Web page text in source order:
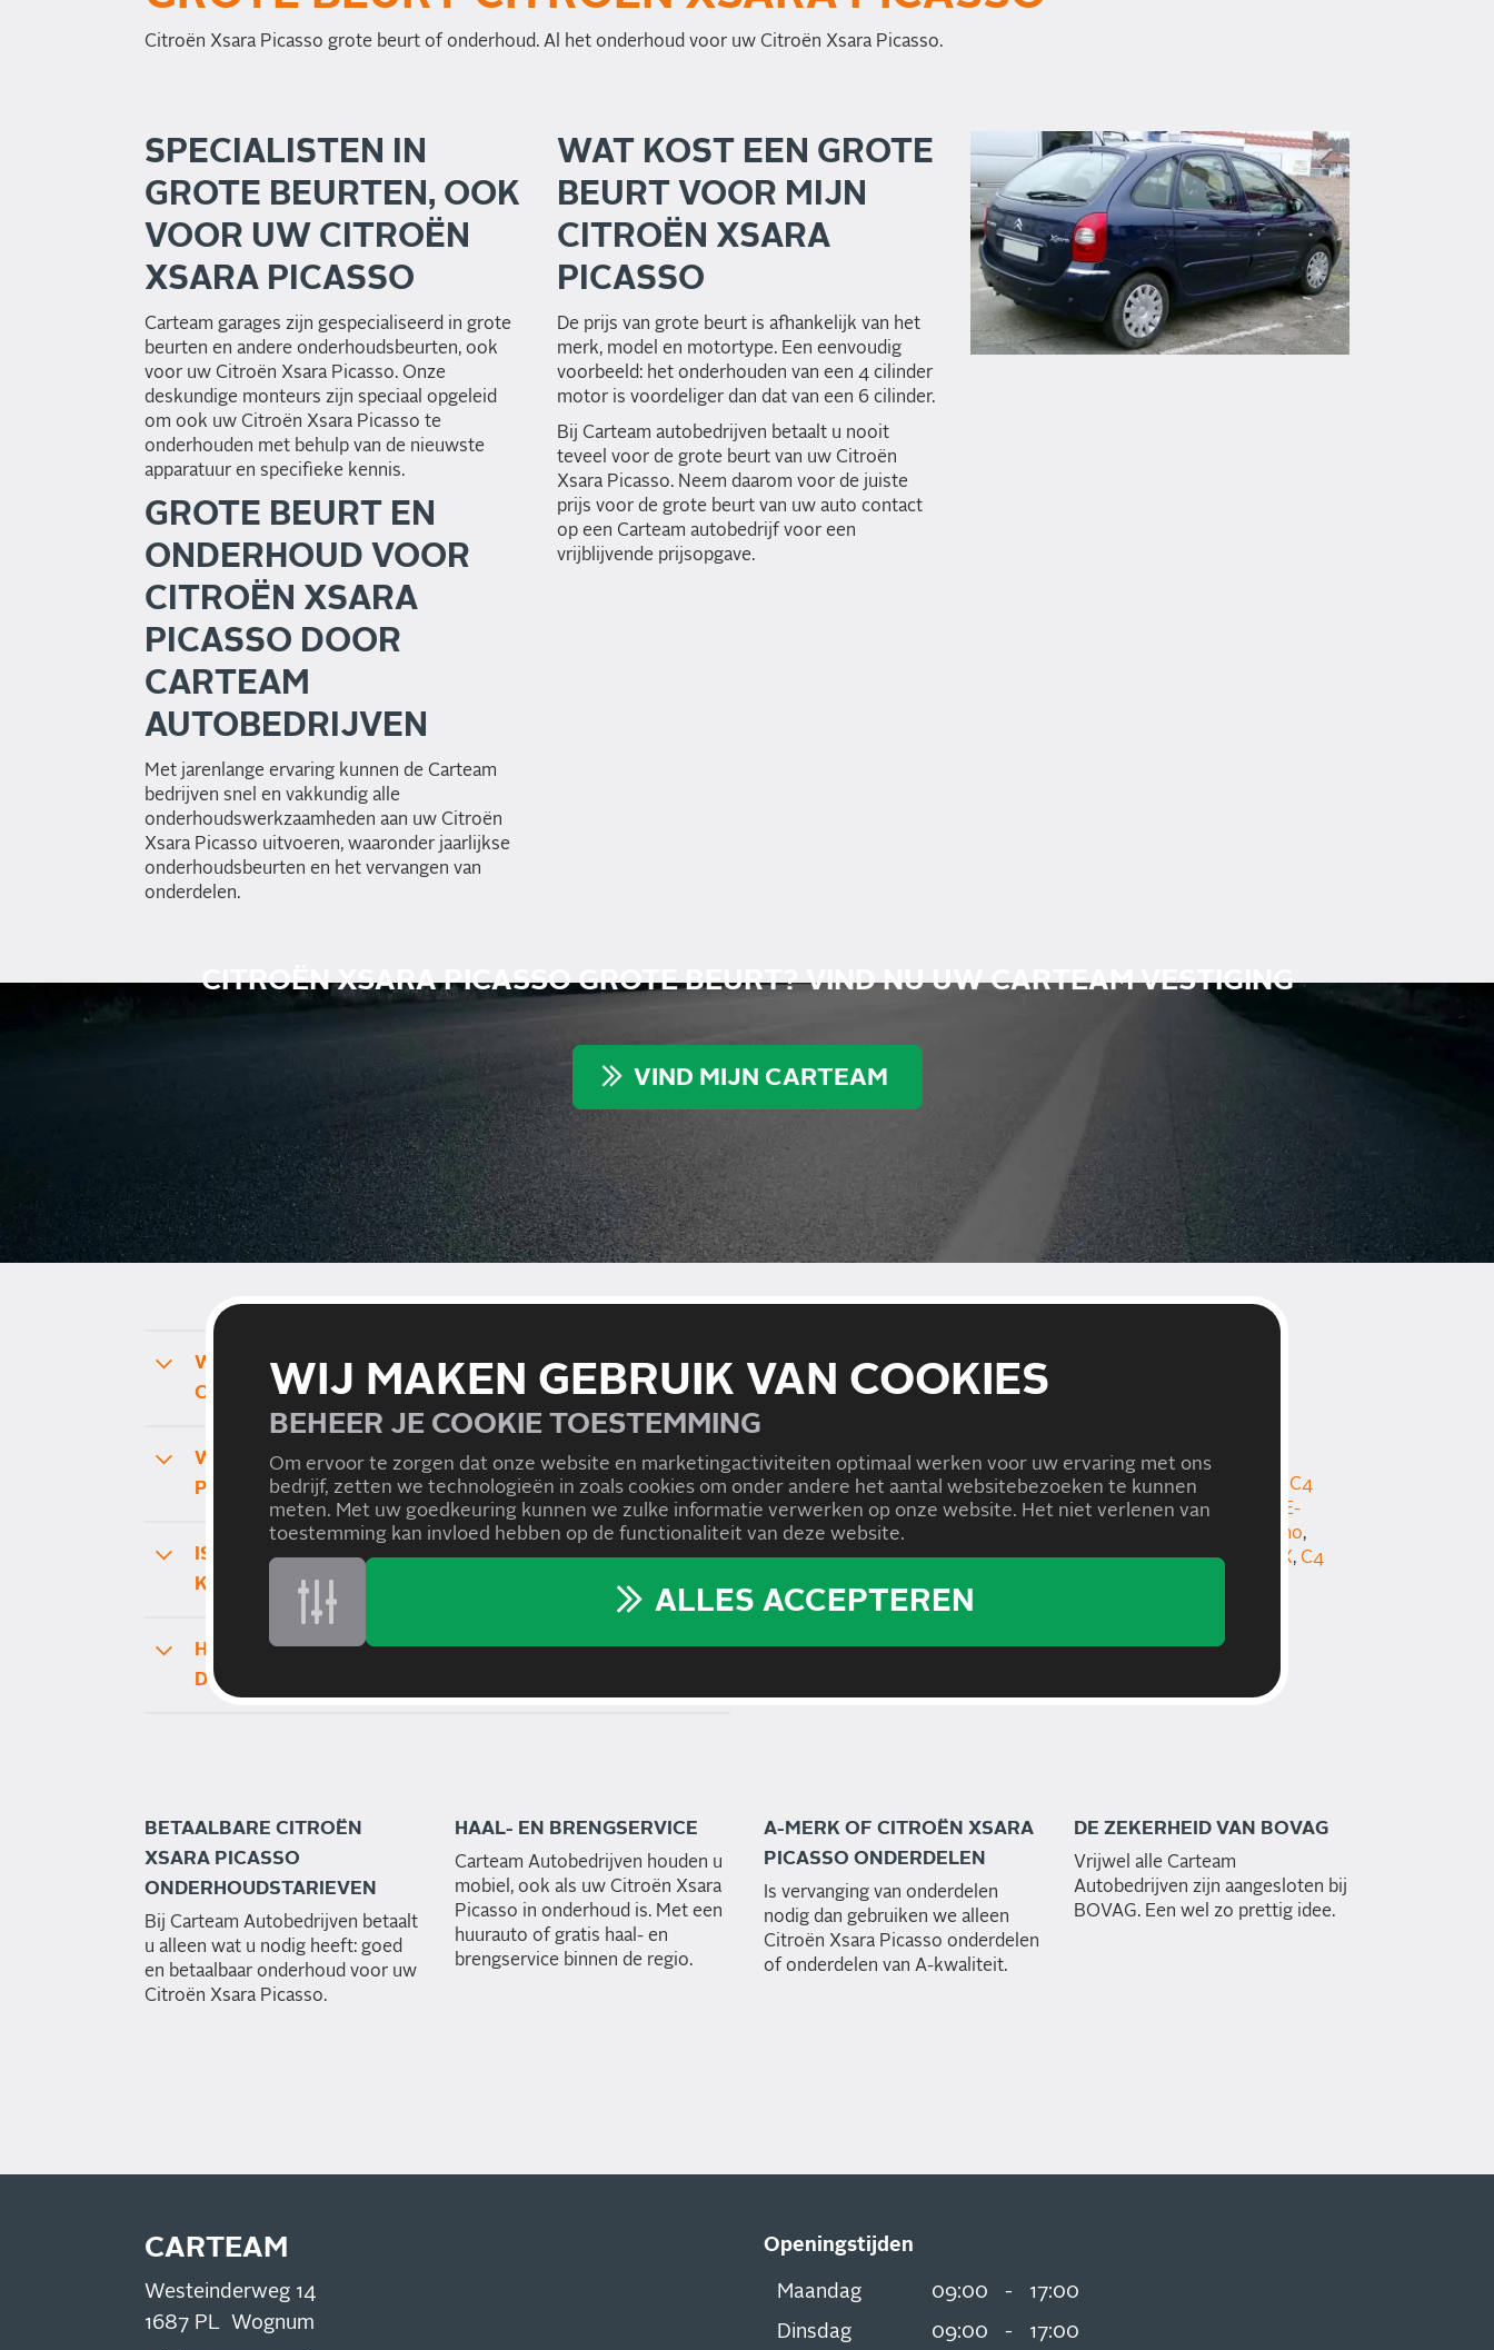
Citroën Xsara Picasso grote beurt of onderhoud. Al het onderhoud voor uw Citroën Xsara Picasso.
SPECIALISTEN IN
GROTE BEURTEN, OOK
VOOR UW CITROËN
XSARA PICASSO
Carteam garages zijn gespecialiseerd in grote
beurten en andere onderhoudsbeurten, ook
voor uw Citroën Xsara Picasso. Onze
deskundige monteurs zijn speciaal opgeleid
om ook uw Citroën Xsara Picasso te
onderhouden met behulp van de nieuwste
apparatuur en specifieke kennis.
GROTE BEURT EN
ONDERHOUD VOOR
CITROËN XSARA
PICASSO DOOR
CARTEAM
AUTOBEDRIJVEN
Met jarenlange ervaring kunnen de Carteam
bedrijven snel en vakkundig alle
onderhoudswerkzaamheden aan uw Citroën
Xsara Picasso uitvoeren, waaronder jaarlijkse
onderhoudsbeurten en het vervangen van
onderdelen.
WAT KOST EEN GROTE
BEURT VOOR MIJN
CITROËN XSARA
PICASSO
De prijs van grote beurt is afhankelijk van het
merk, model en motortype. Een eenvoudig
voorbeeld: het onderhouden van een 4 cilinder
motor is voordeliger dan dat van een 6 cilinder.
Bij Carteam autobedrijven betaalt u nooit
teveel voor de grote beurt van uw Citroën
Xsara Picasso. Neem daarom voor de juiste
prijs voor de grote beurt van uw auto contact
op een Carteam autobedrijf voor een
vrijblijvende prijsopgave.
CITROËN XSARA PICASSO GROTE BEURT? VIND NU UW CARTEAM VESTIGING
VIND MIJN CARTEAM
WAT HOUDT EEN ONDERHOUDSBEURT VOOR MIJN
CITROËN XSARA PICASSO IN?
WAT ZIJN DE SLIJTAGEDELEN BIJ EEN CITROËN XSARA
PICASSO?
IS HET ALTIJD NODIG EEN AFSPRAAK TE MAKEN OF
KAN IK OOK DIRECT LANGS RIJDEN?
HOE LAAT MOET IK MIJN CITROËN XSARA PICASSO BIJ
DE WERKPLAATS BRENGEN?
MODELLEN
2CV,AX,Berlingo,BX, C-Crosser,C-Zero,C1, C2 ,C3,C3 Aircross
C4
Aircross,C4 Cactus,C4 Spacetourer ,C5, C6, C8,DS3,DS4
E-
Berlingo,Ë-C4,E-Méhari Nemo,
Saxo,Traction Avant,Xantia,XM,Xsara,Xsara Picasso,ZX CX, C4
BETAALBARE CITROËN
XSARA PICASSO
ONDERHOUDSTARIEVEN
Bij Carteam Autobedrijven betaalt
u alleen wat u nodig heeft: goed
en betaalbaar onderhoud voor uw
Citroën Xsara Picasso.
HAAL- EN BRENGSERVICE
Carteam Autobedrijven houden u
mobiel, ook als uw Citroën Xsara
Picasso in onderhoud is. Met een
huurauto of gratis haal- en
brengservice binnen de regio.
A-MERK OF CITROËN XSARA
PICASSO ONDERDELEN
Is vervanging van onderdelen
nodig dan gebruiken we alleen
Citroën Xsara Picasso onderdelen
of onderdelen van A-kwaliteit.
DE ZEKERHEID VAN BOVAG
Vrijwel alle Carteam
Autobedrijven zijn aangesloten bij
BOVAG. Een wel zo prettig idee.
CARTEAM
Westeinderweg 14
1687 PL Wognum
Openingstijden
Maandag 09:00 -
17:00
Dinsdag
09:00 -
17:00
WIJ MAKEN GEBRUIK VAN COOKIES
BEHEER JE COOKIE TOESTEMMING
Om ervoor te zorgen dat onze website en marketingactiviteiten optimaal werken voor uw ervaring met ons
bedrijf, zetten we technologieën in zoals cookies om onder andere het aantal websitebezoeken te kunnen
meten. Met uw goedkeuring kunnen we zulke informatie verwerken op onze website. Het niet verlenen van
toestemming kan invloed hebben op de functionaliteit van deze website.
ALLES ACCEPTEREN